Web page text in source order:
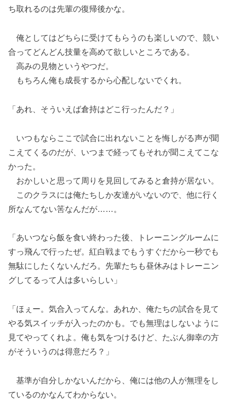
ち取れるのは先輩の復帰後かな。
俺としてはどちらに受けてもらうのも楽しいので、競い
合ってどんどん技量を高めて欲しいところである。
高みの見物というやつだ。
もちろん俺も成長するから心配しないでくれ。
「あれ、そういえば倉持はどこ行ったんだ？」
いつもならここで試合に出れないことを悔しがる声が聞
こえてくるのだが、いつまで経ってもそれが聞こえてこな
かった。
おかしいと思って周りを見回してみると倉持が居ない。
このクラスには俺たちしか友達がいないので、他に行く
所なんてない筈なんだが……。
「あいつなら飯を食い終わった後、トレーニングルームに
すっ飛んで行ったぜ。紅白戦までもうすぐだから一秒でも
無駄にしたくないんだろ。先輩たちも昼休みはトレーニン
グしてるって人は多いらしい」
「ほぇー。気合入ってんな。あれか、俺たちの試合を見て
やる気スイッチが入ったのかも。でも無理はしないように
見てやってくれよ。俺も気をつけるけど、たぶん御幸の方
がそういうのは得意だろ？」
基準が自分しかないんだから、俺には他の人が無理をし
ているのかなんてわからない。